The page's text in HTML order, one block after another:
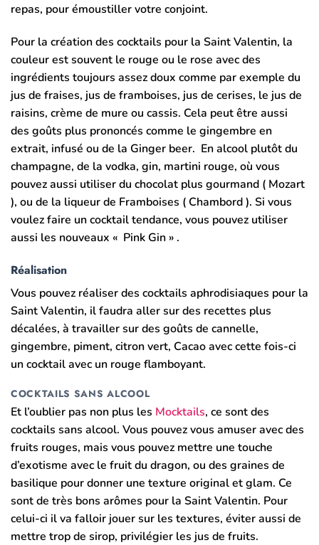
repas, pour émoustiller votre conjoint.
Pour la création des cocktails pour la Saint Valentin, la
couleur est souvent le rouge ou le rose avec des
ingrédients toujours assez doux comme par exemple du
jus de fraises, jus de framboises, jus de cerises, le jus de
raisins, crème de mure ou cassis. Cela peut être aussi
des goûts plus prononcés comme le gingembre en
extrait, infusé ou de la Ginger beer. Enalcool plutôt du
champagne, de la vodka, gin, martini rouge, où vous
pouvez aussi utiliser du chocolat plus gourmand ( Mozart
), ou de la liqueur de Framboises ( Chambord ). Si vous
voulez faire un cocktail tendance, vous pouvez utiliser
aussi les nouveaux « Pink Gin » .
Réalisation
Vous pouvez réaliser des cocktails aphrodisiaques pour la
Saint Valentin, il faudra aller sur des recettes plus
décalées, à travailler sur des goûts de cannelle,
gingembre, piment, citron vert, Cacao avec cette fois-ci
un cocktail avec un rouge flamboyant.
COCKTAILS SANS ALCOOL
Et l’oublier pas non plus les Mocktails, ce sont des
cocktails sans alcool. Vous pouvez vous amuser avec des
fruits rouges, mais vous pouvez mettre une touche
d’exotisme avec le fruit du dragon, ou des graines de
basilique pour donner une texture original et glam. Ce
sont de très bons arômes pour la Saint Valentin. Pour
celui-ci il va falloir jouer sur les textures, éviter aussi de
mettre trop de sirop, privilégier les jus de fruits.